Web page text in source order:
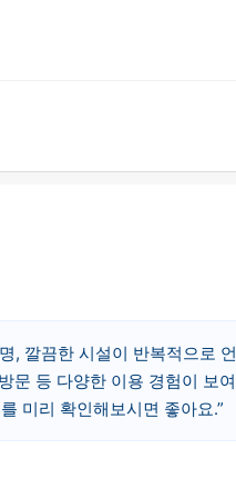
, 깔끔한 시설이 반복적으로 언
문 등 다양한 이용 경험이 보여
미리 확인해보시면 좋아요.